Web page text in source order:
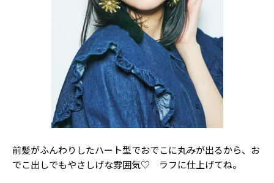
前髪がふんわりしたハート型でおでこに丸みが出るから、お
でこ出しでもやさしげな雰囲気♡ ラフに仕上げてね。